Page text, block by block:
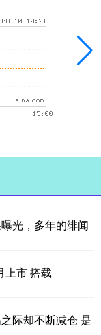
光，多年的绯闻
上市 搭载
际却不断减仓 是